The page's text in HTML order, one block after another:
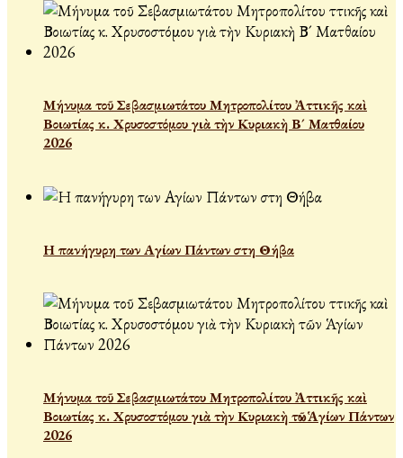
Μήνυμα τοῦ Σεβασμιωτάτου Μητροπολίτου Ἀττικῆς καὶ
Βοιωτίας κ. Χρυσοστόμου γιὰ τὴν Κυριακὴ Β´ Ματθαίου
2026
Η πανήγυρη των Αγίων Πάντων στη Θήβα
Μήνυμα τοῦ Σεβασμιωτάτου Μητροπολίτου Ἀττικῆς καὶ
Βοιωτίας κ. Χρυσοστόμου γιὰ τὴν Κυριακὴ τῶν Ἁγίων Πάντων
2026